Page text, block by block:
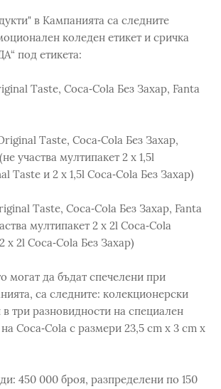
в Кампанията са следните
коледен етикет и сричка
под етикета:
Taste, Coca‑Cola Без Захар, Fanta
Taste, Coca‑Cola Без Захар,
участва мултипакет 2 х 1,5l
Taste и 2 x 1,5l Coca‑Cola Без Захар)
Taste, Coca‑Cola Без Захар, Fanta
мултипакет 2 х 2l Coca‑Cola
2l Coca‑Cola Без Захар)
могат да бъдат спечелени при
са следните: колекционерски
три разновидности на специален
Coca‑Cola с размери 23,5 cm х 3 cm х
450 000 броя, разпределени по 150